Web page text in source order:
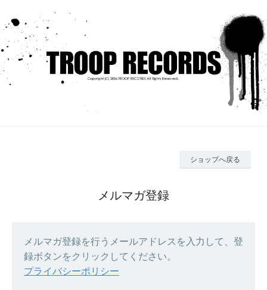
ショップへ戻る
メルマガ登録
メルマガ登録を行うメールアドレスを入力して、登
録ボタンをクリックしてください。
プライバシーポリシー